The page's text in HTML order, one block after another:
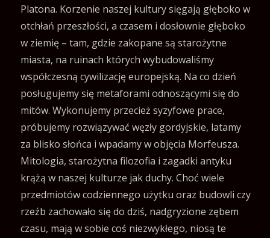
Platona. Korzenie naszej kultury sięgają głęboko w
otchłań przeszłości, a czasem i dosłownie głęboko
w ziemię – tam, gdzie zakopane są starożytne
miasta, na ruinach których wybudowaliśmy
współczesną cywilizację europejską. Na co dzień
posługujemy się metaforami odnoszącymi się do
mitów. Wykonujemy przecież syzyfowe prace,
próbujemy rozwiązywać węzły gordyjskie, latamy
za blisko słońca i wpadamy w objęcia Morfeusza.
Mitologia, starożytna filozofia i zagadki antyku
krążą w naszej kulturze jak duchy. Choć wiele
przedmiotów codziennego użytku oraz budowli czy
rzeźb zachowało się do dziś, nadgryzione zębem
czasu, mają w sobie coś niezwykłego, niosą te